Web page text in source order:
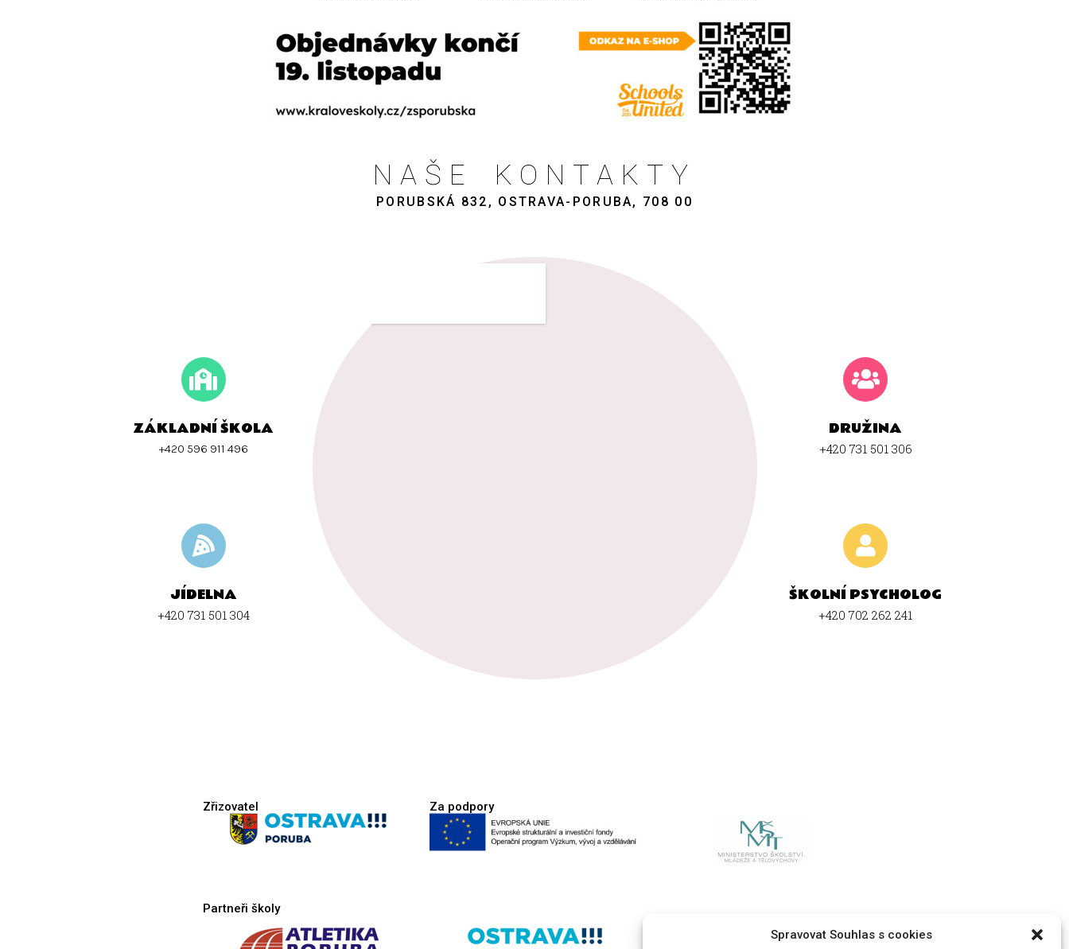
Spravovat Souhlas s cookies
NAŠE KONTAKTY
PORUBSKÁ 832, OSTRAVA-PORUBA, 708 00
ZÁKLADNÍ ŠKOLA
+420 596 911 496
JÍDELNA
+420 731 501 304
DRUŽINA
+420 731 501 306
ŠKOLNÍ PSYCHOLOG
+420 702 262 241
Zřizovatel Za podpory
Partneři školy